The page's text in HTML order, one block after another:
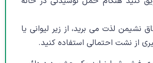
نشیمن لذت می برید، از زیر لیوانی یا
از نشت احتمالی استفاده کنید.